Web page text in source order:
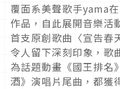
覆面系美聲歌手yama
作品，自此展開音樂活
首支原創歌曲〈宣告春
令人留下深刻印象，歌
為話題動畫《國王排名
酒》演唱片尾曲，都獲